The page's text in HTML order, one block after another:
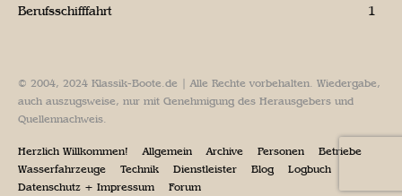
Berufsschifffahrt
1
© 2004, 2024 Klassik-Boote.de | Alle Rechte vorbehalten. Wiedergabe,
auch auszugsweise, nur mit Genehmigung des Herausgebers und
Quellennachweis.
Herzlich Willkommen! Allgemein Archive Personen
Betriebe
Wasserfahrzeuge
Technik Dienstleister Blog
Logbuch
Datenschutz + Impressum
Forum